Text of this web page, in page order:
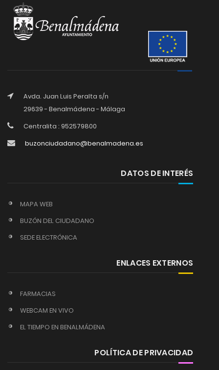
Avda. Juan Luis Peralta s/n
29639 - Benalmádena - Málaga
Centralita : 952579800
buzonciudadano@benalmadena.es
DATOS DE INTERÉS
MAPA WEB
BUZÓN DEL CIUDADANO
SEDE ELECTRÓNICA
ENLACES EXTERNOS
FARMACIAS
WEBCAM EN VIVO
EL TIEMPO EN BENALMÁDENA
POLÍTICA DE PRIVACIDAD